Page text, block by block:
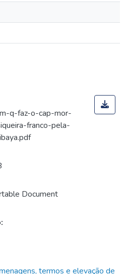
q-faz-o-cap-mor-
franco-pela-
Document
termos e elevação de